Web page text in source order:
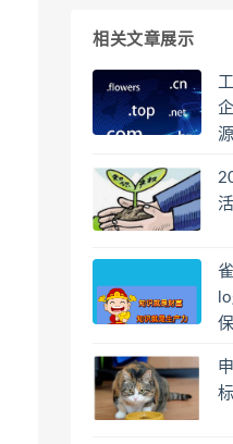
相关文章展示
源